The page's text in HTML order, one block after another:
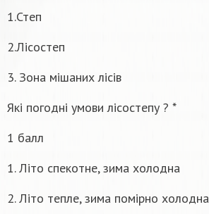
1.Степ
2.Лісостеп
3. Зона мішаних лісів
Які погодні умови лісостепу ? *
1 балл
1. Літо спекотне, зима холодна
2. Літо тепле, зима помірно холодна